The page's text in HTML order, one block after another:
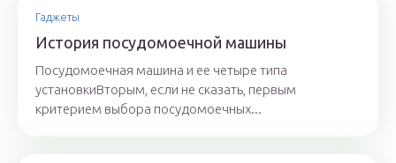
Гаджеты
История посудомоечной машины
Посудомоечная машина и ее четыре типа
установкиВторым, если не сказать, первым
критерием выбора посудомоечных...